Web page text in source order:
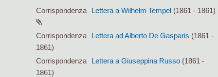
Corrispondenza Lettera a Wilhelm Tempel (1861 - 1861)
Corrispondenza Lettera ad Alberto De Gasparis (1861 -
1861)
Corrispondenza
Lettera a Giuseppina Russo (1861 -
1861)